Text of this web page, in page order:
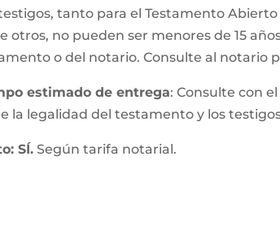
tanto para el Testamento
otros, no pueden ser menores de 15
o del notario. Consulte al notario
estimado de entrega: Consulte con
la legalidad del testamento y los
SÍ. Según tarifa notarial.